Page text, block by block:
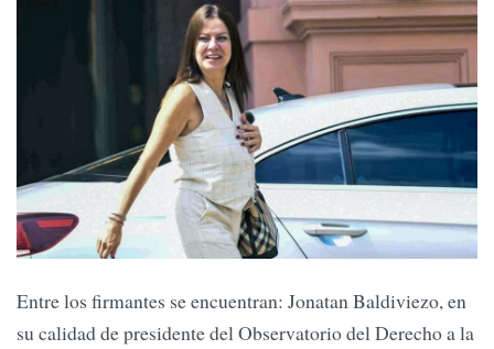
Entre los firmantes se encuentran: Jonatan Baldiviezo, en
su calidad de presidente del Observatorio del Derecho a la